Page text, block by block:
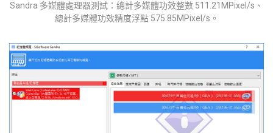
Sandra 多媒體處理器測試：總計多媒體功效整數 511.21MPixel/s、
總計多媒體功效精度浮點 575.85MPixel/s。